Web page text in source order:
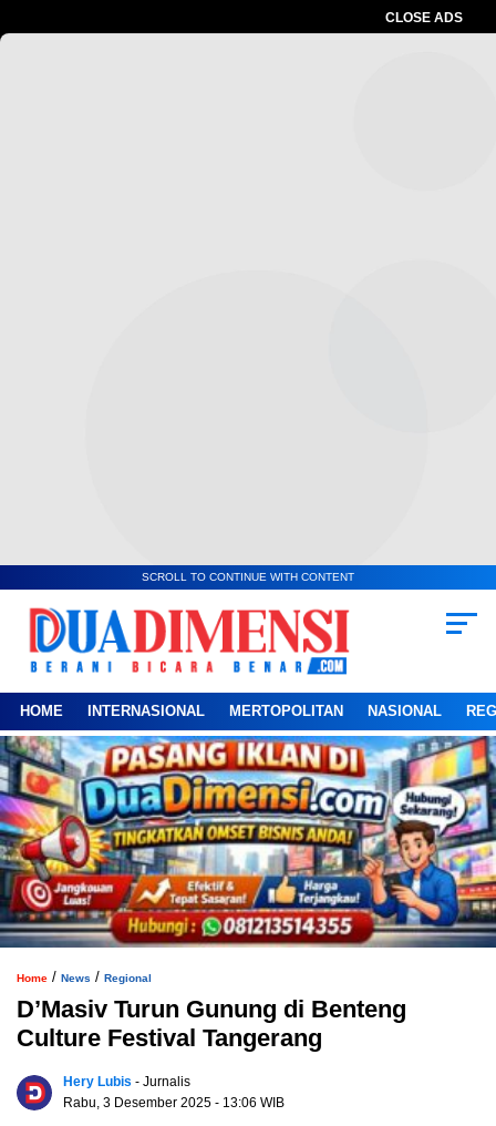
CLOSE ADS
SCROLL TO CONTINUE WITH CONTENT
HOME INTERNASIONAL MERTOPOLITAN NASIONAL
Home / News / Regional
D’Masiv Turun Gunung di Benteng
Culture Festival Tangerang
Hery Lubis - Jurnalis
Rabu, 3 Desember 2025 - 13:06 WIB